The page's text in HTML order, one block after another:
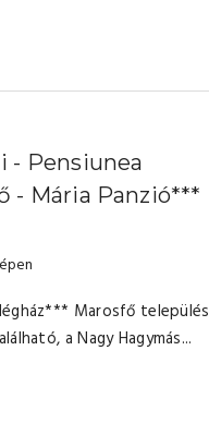
- Pensiunea
- Mária Panzió***
Marosfő település
a Nagy Hagymás...